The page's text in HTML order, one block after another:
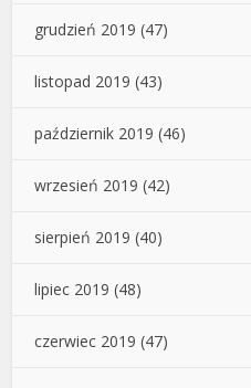
grudzień 2019 (47)
listopad 2019 (43)
październik 2019 (46)
wrzesień 2019 (42)
sierpień 2019 (40)
lipiec 2019 (48)
czerwiec 2019 (47)